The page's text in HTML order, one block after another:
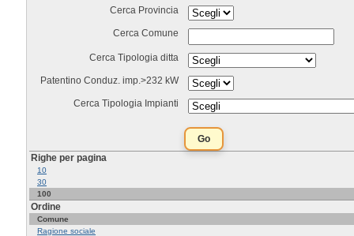
Cerca Provincia
Cerca Comune
Cerca Tipologia ditta
Patentino Conduz. imp.>232 kW
Cerca Tipologia Impianti
Righe per pagina
10
30
100
Ordine
Comune
Ragione sociale